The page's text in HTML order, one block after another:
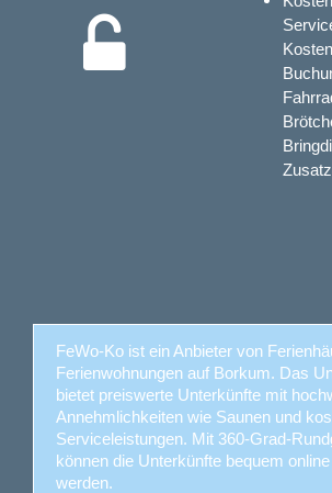
FeWo-Ko ist ein Anbieter von
Ferienwohnungen auf Borkum. Das
bietet preiswerte Unterkünfte mit
Annehmlichkeiten wie Saunen und
Serviceleistungen. Mit 360-Grad-
können die Unterkünfte bequem
werden.